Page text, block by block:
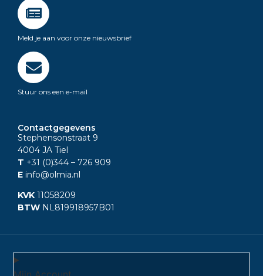
Meld je aan voor onze nieuwsbrief
Stuur ons een e-mail
Contactgegevens
Stephensonstraat 9
4004 JA Tiel
T +31 (0)344 – 726 909
E info@olmia.nl
KVK 11058209
BTW NL819918957B01